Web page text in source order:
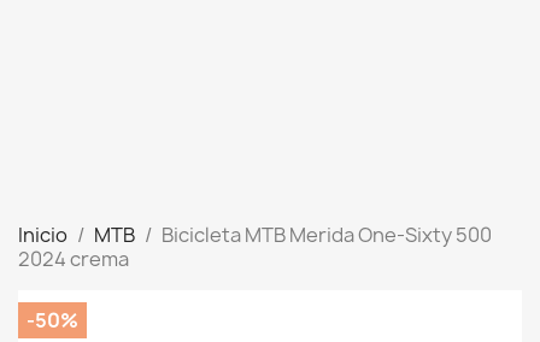
Inicio MTB
Bicicleta MTB Merida One-Sixty 500
2024 crema
-50%